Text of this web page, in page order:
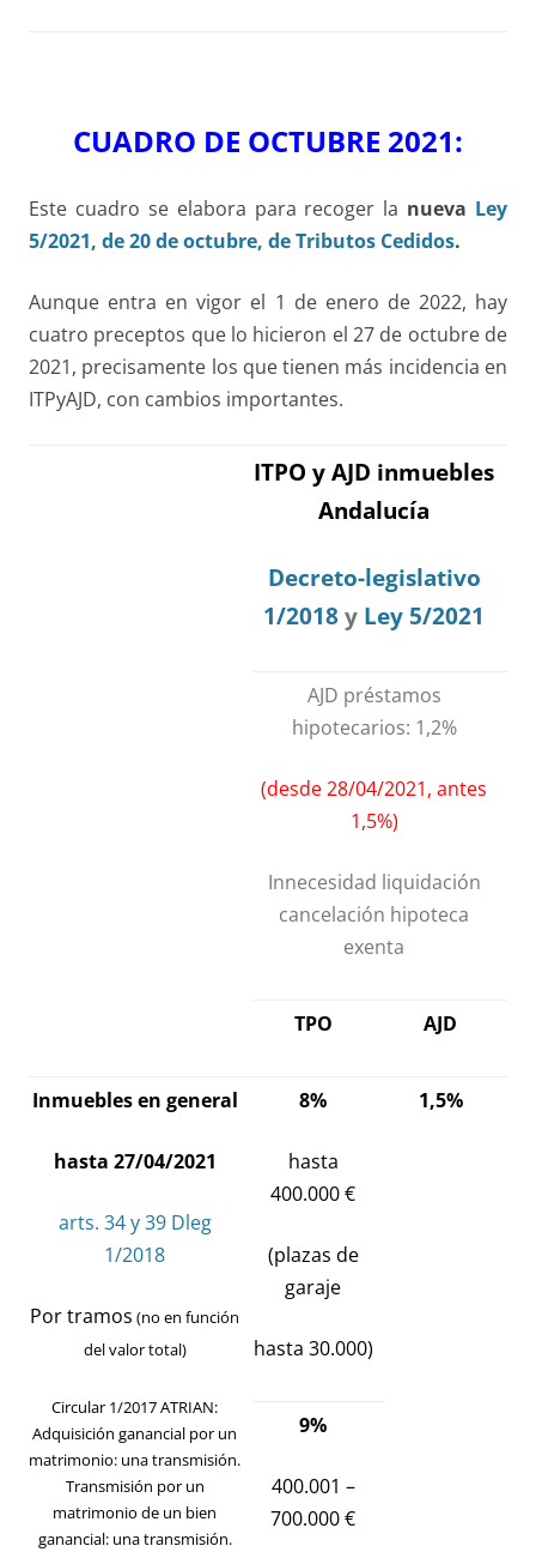
CUADRO DE OCTUBRE 2021:
Este cuadro se elabora para recoger la nueva Ley
5/2021, de 20 de octubre, de Tributos Cedidos.
Aunque entra en vigor el 1 de enero de 2022, hay
cuatro preceptos que lo hicieron el 27 de octubre de
2021, precisamente los que tienen más incidencia en
ITPyAJD, con cambios importantes.
ITPO y AJD inmuebles
Andalucía
Decreto-legislativo
1/2018 y Ley 5/2021
AJD préstamos
hipotecarios: 1,2%
(desde 28/04/2021, antes
1,5%)
Innecesidad liquidación
cancelación hipoteca
exenta
TPO AJD
Inmuebles en general
hasta 27/04/2021
arts. 34 y 39 Dleg
1/2018
Por tramos (no en función
del valor total)
Circular 1/2017 ATRIAN:
Adquisición ganancial por un
matrimonio: una transmisión.
Transmisión por un
matrimonio de un bien
ganancial: una transmisión.
8%
hasta
400.000 €
(plazas de
garaje
hasta 30.000)
1,5%
9%
400.001 –
700.000 €